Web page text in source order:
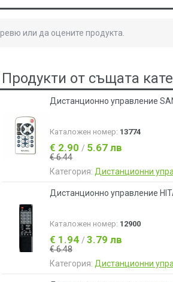
или да оцените продукта.
Продукти от същата
Дистанционно управление
Каталожен номер: 13774
€ 2.90 / 5.67 лв
€ 6.44
Категория: Дистанционни
Дистанционно управление
Каталожен номер: 12900
€ 1.94 / 3.79 лв
€ 6.48
Категория: Дистанционни